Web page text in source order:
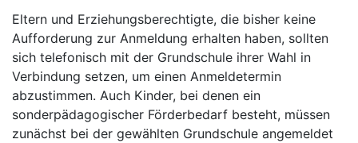
Eltern und Erziehungsberechtigte, die bisher keine
Aufforderung zur Anmeldung erhalten haben, sollten
sich telefonisch mit der Grundschule ihrer Wahl in
Verbindung setzen, um einen Anmeldetermin
abzustimmen. Auch Kinder, bei denen ein
sonderpädagogischer Förderbedarf besteht, müssen
zunächst bei der gewählten Grundschule angemeldet